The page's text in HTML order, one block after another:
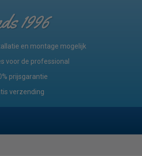
1996
en montage mogelijk
voor de professional
prijsgarantie
verzending